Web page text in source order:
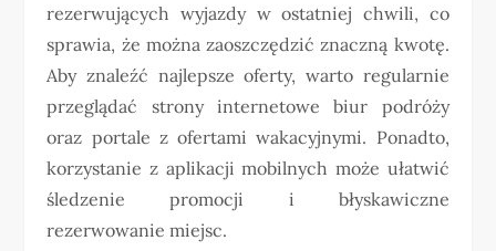
rezerwujących wyjazdy w ostatniej chwili, co
sprawia, że można zaoszczędzić znaczną kwotę.
Aby znaleźć najlepsze oferty, warto regularnie
przeglądać strony internetowe biur podróży
oraz portale z ofertami wakacyjnymi. Ponadto,
korzystanie z aplikacji mobilnych może ułatwić
śledzenie promocji i błyskawiczne
rezerwowanie miejsc.